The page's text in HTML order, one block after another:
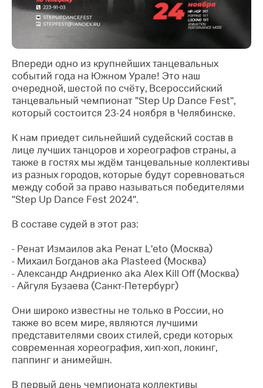
Впереди одно из крупнейших танцевальных
событий года на Южном Урале! Это наш
очередной, шестой по счёту, Всероссийский
танцевальный чемпионат "Step Up Dance Fest",
который состоится 23-24 ноября в Челябинске.
К нам приедет сильнейший судейский состав в
лице лучших танцоров и хореографов страны, а
также в гостях мы ждём танцевальные коллективы
из разных городов, которые будут соревноваться
между собой за право называться победителями
"Step Up Dance Fest 2024".
В составе судей в этот раз:
- Ренат Измаилов aka Ренат L'eto (Москва)
- Михаил Богданов aka Plasteed (Москва)
- Александр Андриенко aka Alex Kill Off (Москва)
- Айгуля Бузаева (Санкт-Петербург)
Они широко известны не только в России, но
также во всем мире, являются лучшими
представителями своих стилей, среди которых
современная хореография, хип-хоп, локинг,
паппинг и анимейшн.
В первый день чемпионата коллективы